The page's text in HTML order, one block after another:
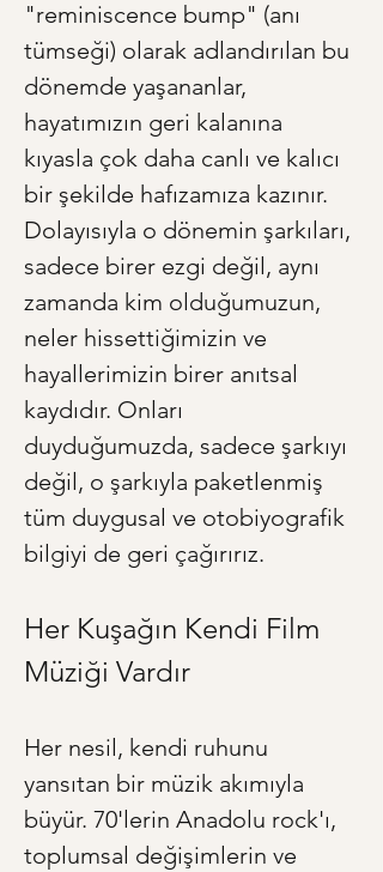
"reminiscence bump" (anı
tümseği) olarak adlandırılan bu
dönemde yaşananlar,
hayatımızın geri kalanına
kıyasla çok daha canlı ve kalıcı
bir şekilde hafızamıza kazınır.
Dolayısıyla o dönemin şarkıları,
sadece birer ezgi değil, aynı
zamanda kim olduğumuzun,
neler hissettiğimizin ve
hayallerimizin birer anıtsal
kaydıdır. Onları
duyduğumuzda, sadece şarkıyı
değil, o şarkıyla paketlenmiş
tüm duygusal ve otobiyografik
bilgiyi de geri çağırırız.
Her Kuşağın Kendi Film
Müziği Vardır
Her nesil, kendi ruhunu
yansıtan bir müzik akımıyla
büyür. 70'lerin Anadolu rock'ı,
toplumsal değişimlerin ve